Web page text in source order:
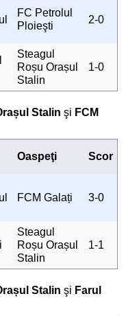
FC Petrolul
Ploieşti
2-0
Steagul
Roșu Orașul
Stalin
1-0
Stalin şi FCM
Oaspeţi Scor
FCM Galați 3-0
Steagul
Roșu Orașul
Stalin
1-1
Stalin şi Farul